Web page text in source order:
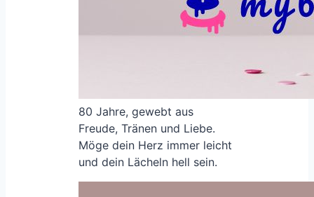
80 Jahre, gewebt aus
Freude, Tränen und Liebe.
Möge dein Herz immer leicht
und dein Lächeln hell sein.